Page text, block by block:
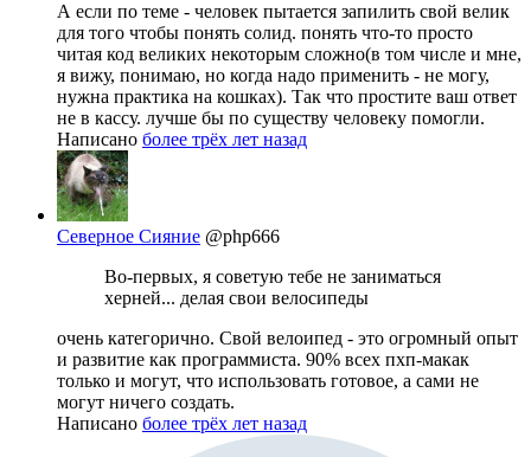
А если по теме - человек пытается запилить свой велик
для того чтобы понять солид. понять что-то просто
читая код великих некоторым сложно(в том числе и мне,
я вижу, понимаю, но когда надо применить - не могу,
нужна практика на кошках). Так что простите ваш ответ
не в кассу. лучше бы по существу человеку помогли.
Написано более трёх лет назад
Северное Сияние @php666
Во-первых, я советую тебе не заниматься
херней... делая свои велосипеды
очень категорично. Свой велоипед - это огромный опыт
и развитие как программиста. 90% всех пхп-макак
только и могут, что использовать готовое, а сами не
могут ничего создать.
Написано более трёх лет назад